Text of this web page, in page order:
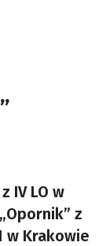
IV LO w
z
w Krakowie